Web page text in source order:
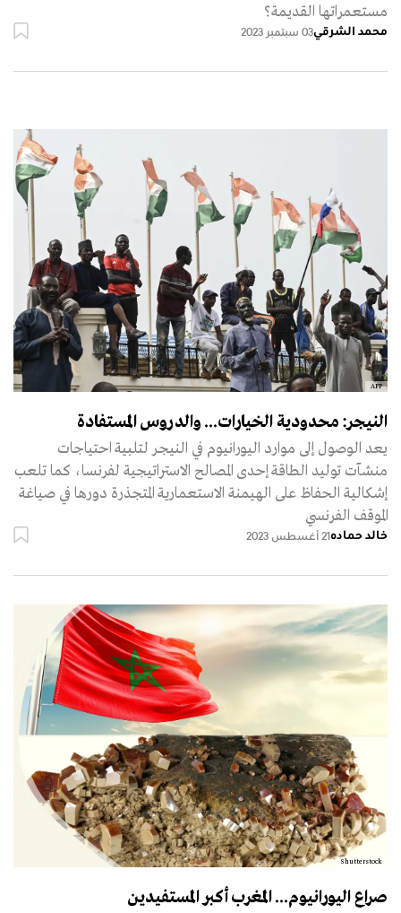
مستعمراتها القديمة؟
محمد الشرقي03 سبتمبر 2023
AFP
النيجر: محدودية الخيارات... والدروس المستفادة
يعد الوصول إلى موارد اليورانيوم في النيجر لتلبية احتياجات
منشآت توليد الطاقة إحدى المصالح الاستراتيجية لفرنسا، كما تلعب
إشكالية الحفاظ على الهيمنة الاستعمارية المتجذرة دورها في صياغة
الموقف الفرنسي
خالد حماده 21 أغسطس 2023
Shutterstock
صراع اليورانيوم... المغرب أكبر المستفيدين